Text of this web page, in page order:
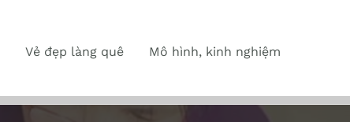
Vẻ đẹp làng quê Mô hình, kinh nghiệm